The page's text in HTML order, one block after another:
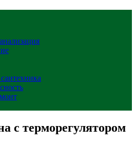
с терморегулятором